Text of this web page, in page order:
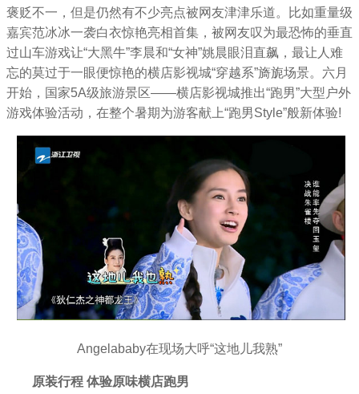
褒贬不一，但是仍然有不少亮点被网友津津乐道。比如重量级
嘉宾范冰冰一袭白衣惊艳亮相首集，被网友叹为最恐怖的垂直
过山车游戏让“大黑牛”李晨和“女神”姚晨眼泪直飙，最让人难
忘的莫过于一眼便惊艳的横店影视城“穿越系”旖旎场景。六月
开始，国家5A级旅游景区——横店影视城推出“跑男”大型户外
游戏体验活动，在整个暑期为游客献上“跑男Style”般新体验!
Angelababy在现场大呼“这地儿我熟”
原装行程 体验原味横店跑男